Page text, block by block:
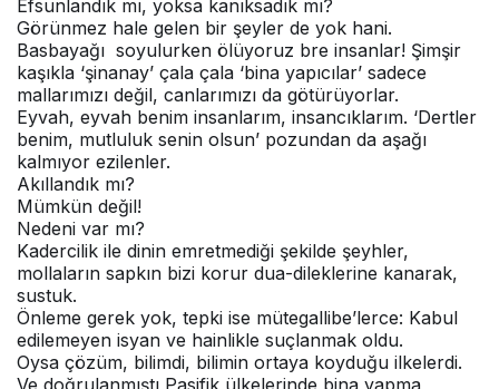
Efsunlandık mı, yoksa kanıksadık mı?
Görünmez hale gelen bir şeyler de yok hani.
Basbayağı soyulurken ölüyoruz bre insanlar! Şimşir
kaşıkla ‘şinanay’ çala çala ‘bina yapıcılar’ sadece
mallarımızı değil, canlarımızı da götürüyorlar.
Eyvah, eyvah benim insanlarım, insancıklarım. ‘Dertler
benim, mutluluk senin olsun’ pozundan da aşağı
kalmıyor ezilenler.
Akıllandık mı?
Mümkün değil!
Nedeni var mı?
Kadercilik ile dinin emretmediği şekilde şeyhler,
mollaların sapkın bizi korur dua-dileklerine kanarak,
sustuk.
Önleme gerek yok, tepki ise mütegallibe’lerce: Kabul
edilemeyen isyan ve hainlikle suçlanmak oldu.
Oysa çözüm, bilimdi, bilimin ortaya koyduğu ilkelerdi.